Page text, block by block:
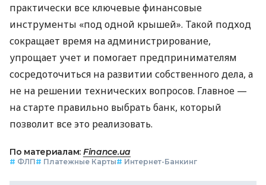
практически все ключевые финансовые
инструменты «под одной крышей». Такой подход
сокращает время на администрирование,
упрощает учет и помогает предпринимателям
сосредоточиться на развитии собственного дела, а
не на решении технических вопросов. Главное —
на старте правильно выбрать банк, который
позволит все это реализовать.
По материалам: Finance.ua
# ФЛП# Платежные Карты# Интернет-Банкинг